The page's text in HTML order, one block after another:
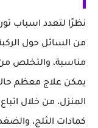
نظرًا لتعدد اسباب
من السائل حول
مناسبة، والتخلص
يمكن علاج معظم
المنزل، من خلال
كمادات الثلج،